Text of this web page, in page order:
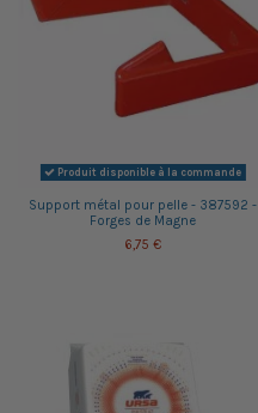
Produit disponible à la commande
Support métal pour pelle - 387592 -
Forges de Magne
6,75 €